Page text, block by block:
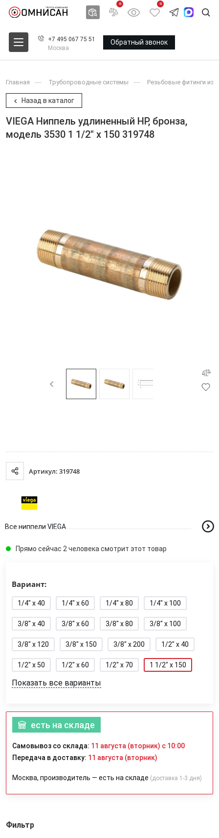
0 0
+7 495 067 75 51
Москва
Обратный звонок
Главная Трубопроводные системы Резьбовые фитинги из
Назад в каталог
VIEGA Ниппель удлиненный НР, бронза,
модель 3530 1 1/2" x 150 319748
Артикул: 319748
Все ниппели VIEGA
Прямо сейчас 2 человека смотрит этот товар
Вариант:
1/4" x 40 1/4" x 60 1/4" x 80 1/4" x 100
3/8" x 40 3/8" x 60 3/8" x 80 3/8" x 100
3/8" x 120 3/8" x 150 3/8" x 200 1/2" x 40
1/2" x 50 1/2" x 60 1/2" x 70 1 1/2" x 150
Показать все варианты
есть на складе
Самовывоз со склада: 11 августа (вторник) с 10:00
Передача в доставку: 11 августа (вторник)
Москва, производитель — есть на складе (доставка 1-3 дня)
Фильтр